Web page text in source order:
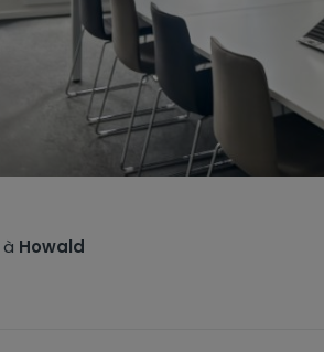
à Howald